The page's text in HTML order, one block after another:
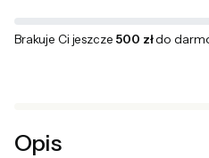
Brakuje Ci jeszcze 500 złdo
Opis